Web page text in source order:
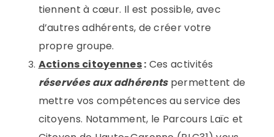
tiennent à cœur. Il est possible, avec
d’autres adhérents, de créer votre
propre groupe.
Actions citoyennes: Ces activités
réservées aux adhérentspermettent de
mettre vos compétences au service des
citoyens. Notamment, le Parcours Laïc et